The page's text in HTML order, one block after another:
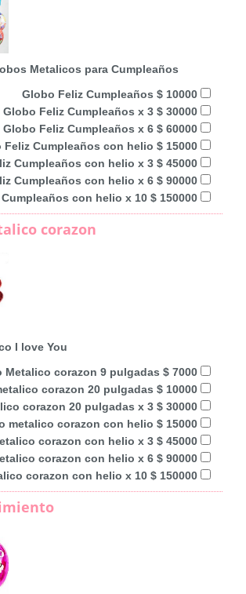
Metalicos para Cumpleaños
Globo Feliz Cumpleaños $ 10000
Globo Feliz Cumpleaños x 3 $ 30000
Globo Feliz Cumpleaños x 6 $ 60000
Feliz Cumpleaños con helio $ 15000
Cumpleaños con helio x 3 $ 45000
Cumpleaños con helio x 6 $ 90000
con helio x 10 $ 150000
corazon
I love You
Metalico corazon 9 pulgadas $ 7000
corazon 20 pulgadas $ 10000
corazon 20 pulgadas x 3 $ 30000
metalico corazon con helio $ 15000
corazon con helio x 3 $ 45000
corazon con helio x 6 $ 90000
corazon con helio x 10 $ 150000